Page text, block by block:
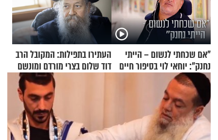
"אם שכחתי לנשום – הייתי
נחנק": יוחאי לוי בסיפור חיים
מעורר השראה
העתירו בתפילות: המקובל הרב
דוד שלום בצרי מורדם ומונשם